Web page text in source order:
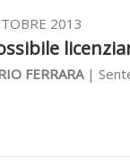
2013
FERRARA|